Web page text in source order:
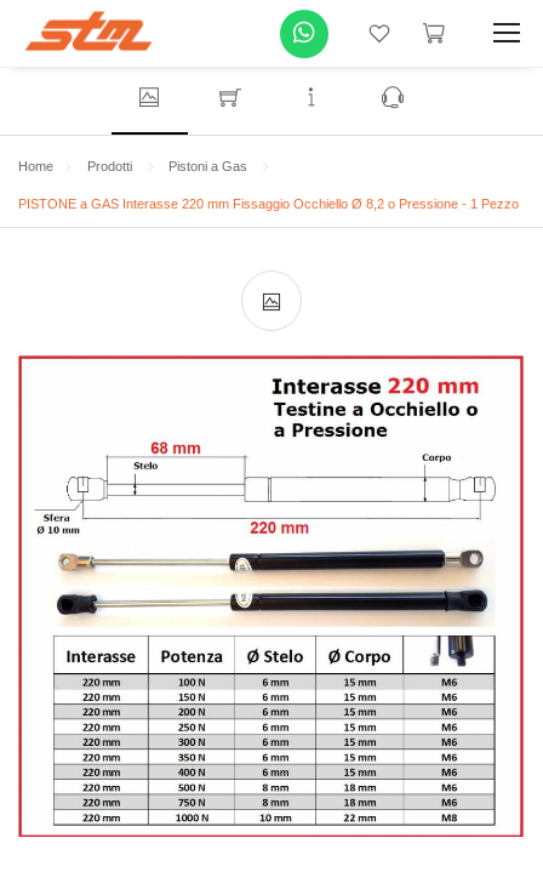
Home Prodotti Pistoni a Gas
PISTONE a GAS Interasse 220 mm Fissaggio Occhiello Ø 8,2 o Pressione - 1 Pezzo